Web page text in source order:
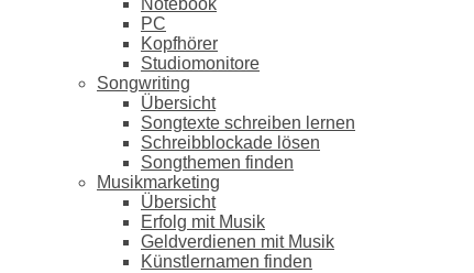
PC
Kopfhörer
Studiomonitore
Songwriting
Übersicht
Songtexte schreiben lernen
Schreibblockade lösen
Songthemen finden
Musikmarketing
Übersicht
Erfolg mit Musik
Geldverdienen mit Musik
Künstlernamen finden